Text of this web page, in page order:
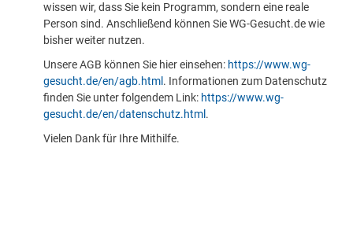
wissen wir, dass Sie kein Programm, sondern eine reale
Person sind. Anschließend können Sie WG-Gesucht.de wie
bisher weiter nutzen.
Unsere AGB können Sie hier einsehen: https://www.wg-
gesucht.de/en/agb.html . Informationen zum Datenschutz
finden Sie unter folgendem Link: https://www.wg-
gesucht.de/en/datenschutz.html .
Vielen Dank für Ihre Mithilfe.